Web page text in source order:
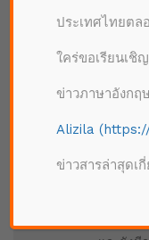
หน้าซึ่งมี
ในช่วงงา
กว่า 75
ภายในป
จาก
ประเทศไทยตล
ใคร่ขอเรียนเชิ
ข่าวภาษาอังกฤ
Alizila
ข่าวสารล่าสุดเ